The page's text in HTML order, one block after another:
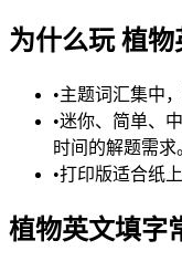
为什么玩 植物
•主题词汇集中
•迷你、简单、
时间的解题需求
•打印版适合纸
植物英文填字